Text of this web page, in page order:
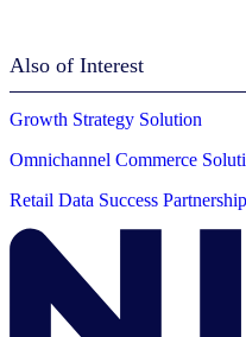
Also of Interest
Growth Strategy Solution
Omnichannel Commerce
Retail Data Success Partnership